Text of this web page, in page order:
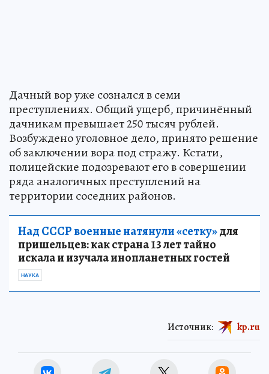
Дачный вор уже сознался в семи
преступлениях. Общий ущерб, причинённый
дачникам превышает 250 тысяч рублей.
Возбуждено уголовное дело, принято решение
об заключении вора под стражу. Кстати,
полицейские подозревают его в совершении
ряда аналогичных преступлений на
территории соседних районов.
Над СССР военные натянули «сетку»для
пришельцев: как страна 13 лет тайно
искала и изучала инопланетных гостей
НАУКА
Источник: kp.ru